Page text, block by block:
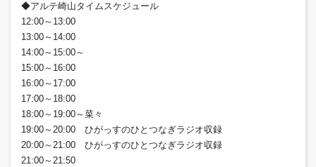
◆アルテ崎山タイムスケジュール
12:00～13:00
13:00～14:00
14:00～15:00～
15:00～16:00
16:00～17:00
17:00～18:00
18:00～19:00～菜々
19:00～20:00 ひがっすのひとつなぎラジオ収録
20:00～21:00 ひがっすのひとつなぎラジオ収録
21:00～21:50